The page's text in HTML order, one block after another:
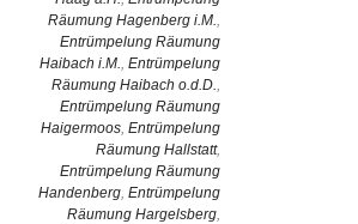
Räumung Hagenberg i.M.,
Entrümpelung Räumung
Haibach i.M., Entrümpelung
Räumung Haibach o.d.D.,
Entrümpelung Räumung
Haigermoos, Entrümpelung
Räumung Hallstatt,
Entrümpelung Räumung
Handenberg, Entrümpelung
Räumung Hargelsberg,